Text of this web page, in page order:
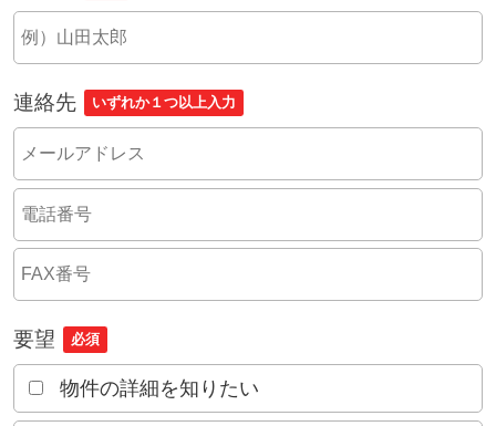
連絡先 いずれか１つ以上入力
要望 必須
物件の詳細を知りたい